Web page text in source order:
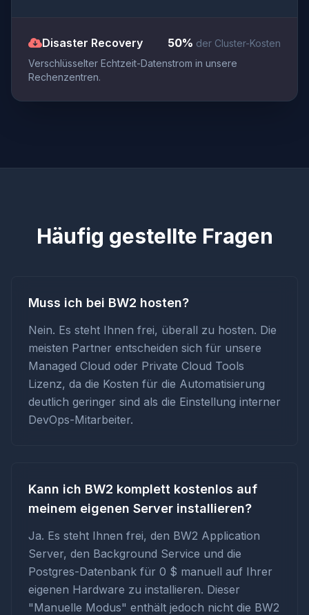
Disaster Recovery 50% der Cluster-Kosten
Verschlüsselter Echtzeit-Datenstrom in unsere
Rechenzentren.
Häufig gestellte Fragen
Muss ich bei BW2 hosten?
Nein. Es steht Ihnen frei, überall zu hosten. Die
meisten Partner entscheiden sich für unsere
Managed Cloud oder Private Cloud Tools
Lizenz, da die Kosten für die Automatisierung
deutlich geringer sind als die Einstellung interner
DevOps-Mitarbeiter.
Kann ich BW2 komplett kostenlos auf
meinem eigenen Server installieren?
Ja. Es steht Ihnen frei, den BW2 Application
Server, den Background Service und die
Postgres-Datenbank für 0 $ manuell auf Ihrer
eigenen Hardware zu installieren. Dieser
"Manuelle Modus" enthält jedoch nicht die BW2